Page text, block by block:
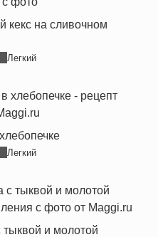
кекс на сливочном
Легкий
Легкий
тыквой и молотой